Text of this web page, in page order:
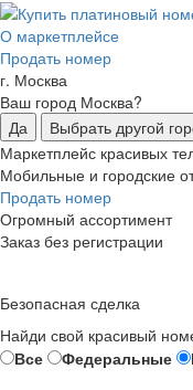
О маркетплейсе
Продать номер
г. Москва
Ваш город Москва?
Да
Выбрать другой
Маркетплейс красивых
Мобильные и городские
Продать номер
Огромный ассортимент
Заказ без регистрации
Безопасная сделка
Найди свой красивый
Все
Федеральные